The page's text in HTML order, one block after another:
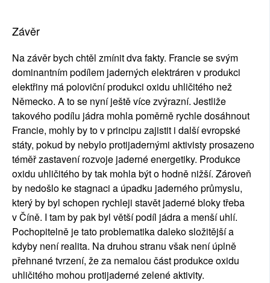
Závěr
Na závěr bych chtěl zmínit dva fakty. Francie se svým
dominantním podílem jaderných elektráren v produkci
elektřiny má poloviční produkci oxidu uhličitého než
Německo. A to se nyní ještě více zvýrazní. Jestliže
takového podílu jádra mohla poměrně rychle dosáhnout
Francie, mohly by to v principu zajistit i další evropské
státy, pokud by nebylo protijadernými aktivisty prosazeno
téměř zastavení rozvoje jaderné energetiky. Produkce
oxidu uhličitého by tak mohla být o hodně nižší. Zároveň
by nedošlo ke stagnaci a úpadku jaderného průmyslu,
který by byl schopen rychleji stavět jaderné bloky třeba
v Číně. I tam by pak byl větší podíl jádra a menší uhlí.
Pochopitelně je tato problematika daleko složitější a
kdyby není realita. Na druhou stranu však není úplně
přehnané tvrzení, že za nemalou část produkce oxidu
uhličitého mohou protijaderné zelené aktivity.